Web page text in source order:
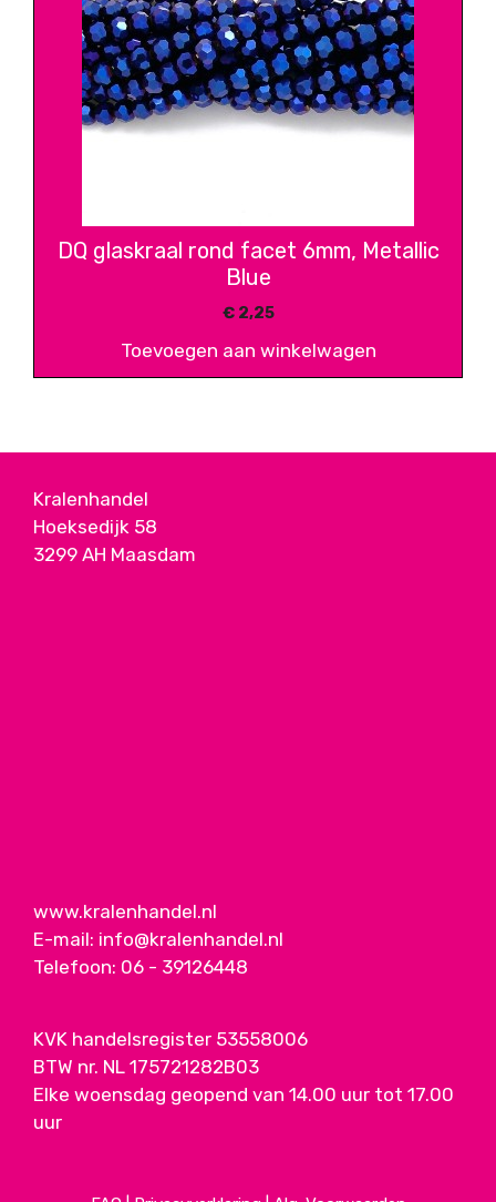
DQ glaskraal rond facet 6mm, Metallic
Blue
€2,25
Toevoegen aan winkelwagen
Kralenhandel
Hoeksedijk 58
3299 AH Maasdam
www.kralenhandel.nl
E-mail: info@kralenhandel.nl
Telefoon: 06 - 39126448
KVK handelsregister 53558006
BTW nr. NL 175721282B03
Elke woensdag geopend van 14.00 uur tot 17.00
uur